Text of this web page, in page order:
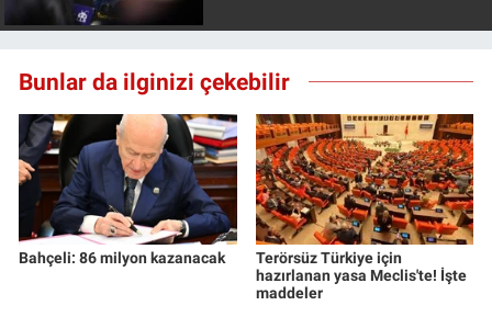
Bunlar da ilginizi çekebilir
Bahçeli: 86 milyon kazanacak
Terörsüz Türkiye için
hazırlanan yasa Meclis'te! İşte
maddeler